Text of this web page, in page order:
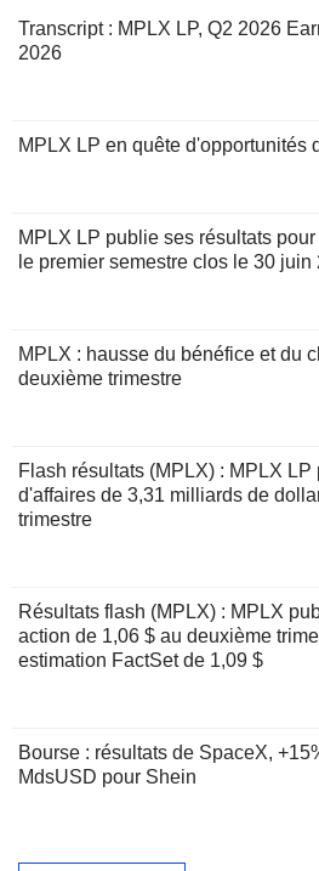
Transcript : MPLX LP, Q2 2026
2026
MPLX LP en quête d'opportunités
MPLX LP publie ses résultats
le premier semestre clos le 30 juin
MPLX : hausse du bénéfice et du
deuxième trimestre
Flash résultats (MPLX) : MPLX
d'affaires de 3,31 milliards de
trimestre
Résultats flash (MPLX) : MPLX
action de 1,06 $ au deuxième
estimation FactSet de 1,09 $
Bourse : résultats de SpaceX,
MdsUSD pour Shein